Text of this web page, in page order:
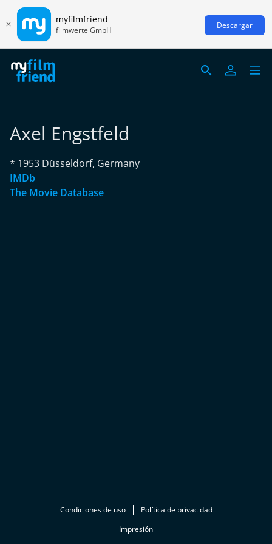
myfilmfriend
filmwerte GmbH Descargar
Axel Engstfeld
* 1953 Düsseldorf, Germany
IMDb
The Movie Database
Condiciones de uso
Política de privacidad
Impresión